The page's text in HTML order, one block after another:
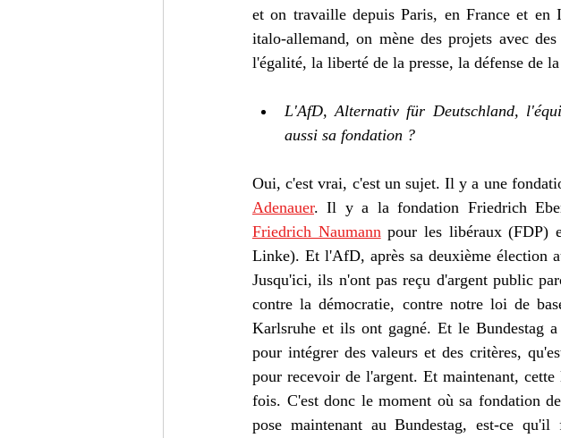
et on travaille depuis Paris, en France et en
italo-allemand, on mène des projets avec
l'égalité, la liberté de la presse, la défense de
L'AfD, Alternativ für Deutschland,
aussi sa fondation ?
Oui, c'est vrai, c'est un sujet. Il y a une
Adenauer. Il y a la fondation Friedrich
Friedrich Naumann pour les libéraux (FDP)
Linke). Et l'AfD, après sa deuxième élection
Jusqu'ici, ils n'ont pas reçu d'argent public
contre la démocratie, contre notre loi de
Karlsruhe et ils ont gagné. Et le Bundestag
pour intégrer des valeurs et des critères,
pour recevoir de l'argent. Et maintenant,
fois. C'est donc le moment où sa fondation
pose maintenant au Bundestag, est-ce